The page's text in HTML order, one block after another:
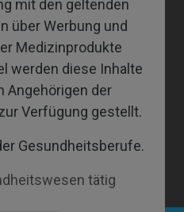
mit den geltenden
über Werbung und
Medizinprodukte
werden diese Inhalte
Angehörigen der
Verfügung gestellt.
Gesundheitsberufe.
tätig